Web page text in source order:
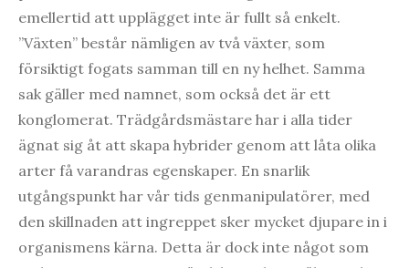
emellertid att upplägget inte är fullt så enkelt.
”Växten” består nämligen av två växter, som
försiktigt fogats samman till en ny helhet. Samma
sak gäller med namnet, som också det är ett
konglomerat. Trädgårdsmästare har i alla tider
ägnat sig åt att skapa hybrider genom att låta olika
arter få varandras egenskaper. En snarlik
utgångspunkt har vår tids genmanipulatörer, med
den skillnaden att ingreppet sker mycket djupare in i
organismens kärna. Detta är dock inte något som